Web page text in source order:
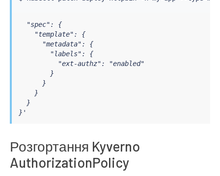
  "spec": {
    "template": {
      "metadata": {
        "labels": {
          "ext-authz": "enabled"
        }
      }
    }
  }
}'
Розгортання Kyverno
AuthorizationPolicy